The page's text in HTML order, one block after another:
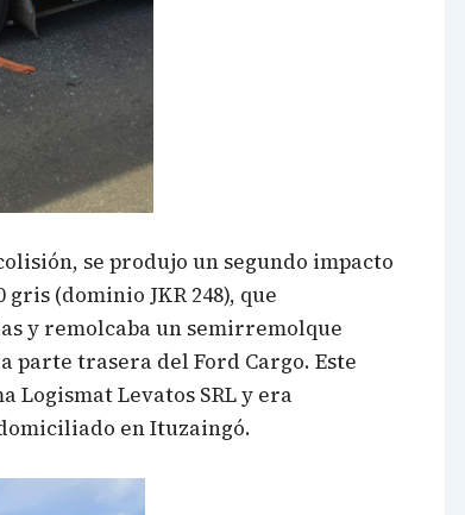
se produjo un segundo impacto
(dominio JKR 248), que
y remolcaba un semirremolque
parte trasera del Ford Cargo. Este
Levatos SRL y era
en Ituzaingó.